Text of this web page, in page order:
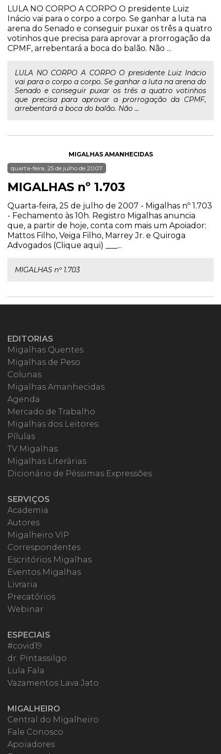
LULA NO CORPO A CORPO O presidente Luiz
Inácio vai para o corpo a corpo. Se ganhar a luta na
arena do Senado e conseguir puxar os três a quatro
votinhos que precisa para aprovar a prorrogação da
CPMF, arrebentará a boca do balão. Não ...
LULA NO CORPO A CORPO O presidente Luiz Inácio
vai para o corpo a corpo. Se ganhar a luta na arena do
Senado e conseguir puxar os três a quatro votinhos
que precisa para aprovar a prorrogação da CPMF,
arrebentará a boca do balão. Não ...
MIGALHAS AMANHECIDAS
quarta-feira, 25 de julho de 2007
MIGALHAS nº 1.703
Quarta-feira, 25 de julho de 2007 - Migalhas nº 1.703
- Fechamento às 10h. Registro Migalhas anuncia
que, a partir de hoje, conta com mais um Apoiador:
Mattos Filho, Veiga Filho, Marrey Jr. e Quiroga
Advogados (Clique aqui) ___...
MIGALHAS nº 1.703
EDITORIAS
Migalhas Quentes
Migalhas de Peso
Colunas
Migalhas Amanhecidas
Agenda
Mercado de Trabalho
Migalhas dos Leitores
Pílulas
TV Migalhas
Migalhas Literárias
Dicionário de Péssimas Expressões
SERVIÇOS
Academia
Autores
Migalheiro VIP
Correspondentes
Escritórios Migalhas
Eventos Migalhas
Livraria
Precatórios
Webinar
ESPECIAIS
#covid19
dr. Pintassilgo
Lula Fala
Vazamentos Lava Jato
MIGALHEIRO
Central do Migalheiro
Fale Conosco
Apoiadores